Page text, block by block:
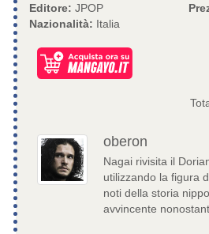
Editore: JPOP
Nazionalità: Italia
oberon
Nagai rivisita il
utilizzando la figura
noti della storia
avvincente